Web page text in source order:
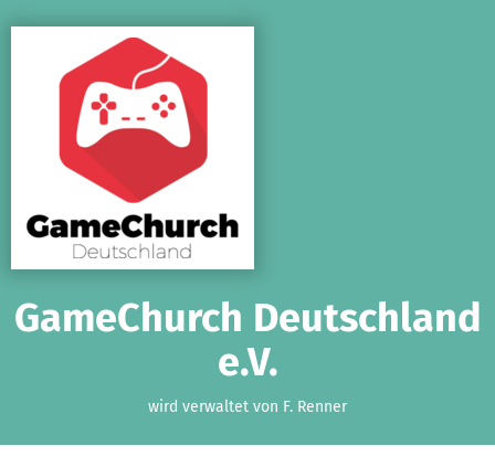
GameChurch Deutschland
e.V.
wird verwaltet von F. Renner